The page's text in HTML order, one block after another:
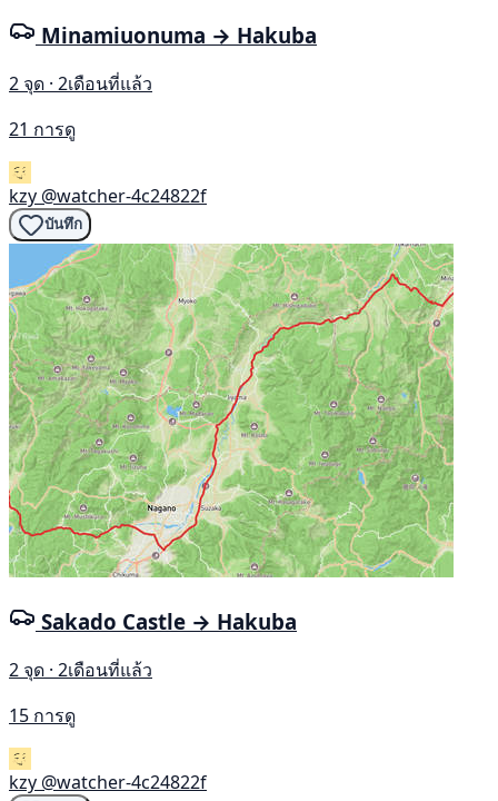
Minamiuonuma → Hakuba
2 จุด · 2เดือนที่แล้ว
21 การดู
kzy @watcher-4c24822f
บันทึก
Sakado Castle → Hakuba
2 จุด · 2เดือนที่แล้ว
15 การดู
kzy @watcher-4c24822f